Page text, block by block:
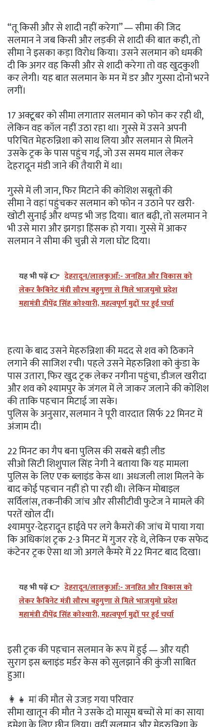
“तू किसी और से शादी नहीं करेगा” — सीमा की जिद
सलमान ने जब किसी और लड़की से शादी की बात कही, तो
सीमा ने इसका कड़ा विरोध किया। उसने सलमान को धमकी
दी कि अगर वह किसी और से शादी करेगा तो वह खुदकुशी
कर लेगी। यह बात सलमान के मन में डर और गुस्सा दोनों भरने
लगीं।
17 अक्टूबर को सीमा लगातार सलमान को फोन कर रही थी,
लेकिन वह कॉल नहीं उठा रहा था। गुस्से में उसने अपनी
परिचित मेहरुन्निशा को साथ लिया और सलमान से मिलने
उसके ट्रक के पास पहुंच गई, जो उस समय माल लेकर
देहरादून मंडी जाने की तैयारी में था।
गुस्से में ली जान, फिर मिटाने की कोशिश सबूतों की
सीमा ने वहां पहुंचकर सलमान को फोन न उठाने पर खरी-
खोटी सुनाई और थप्पड़ भी जड़ दिया। बात बढ़ी, तो सलमान ने
भी उसे मारा और झगड़ा हिंसक हो गया। गुस्से में आकर
सलमान ने सीमा की चुन्नी से गला घोंट दिया।
यह भी पढ़ें 👉 देहरादून/लालकुआँ:- जनहित और विकास को
लेकर कैबिनेट मंत्री सौरभ बहुगुणा से मिले भाजयुमो प्रदेश
महामंत्री दीपेंद्र सिंह कोश्यारी, महत्वपूर्ण मुद्दों पर हुई चर्चा
हत्या के बाद उसने मेहरुन्निशा की मदद से शव को ठिकाने
लगाने की साजिश रची। पहले उसने मेहरुन्निशा को कुंडा के
पास उतारा, फिर खुद ट्रक लेकर नगीना पहुंचा, डीजल खरीदा
और शव को श्यामपुर के जंगल में ले जाकर जलाने की कोशिश
की ताकि पहचान मिटाई जा सके।
पुलिस के अनुसार, सलमान ने पूरी वारदात सिर्फ 22 मिनट में
अंजाम दी।
22 मिनट का गैप बना पुलिस की सबसे बड़ी लीड
सीओ सिटी शिशुपाल सिंह नेगी ने बताया कि यह मामला
पुलिस के लिए एक ब्लाइंड केस था। अधजली लाश मिलने के
बाद कोई पहचान नहीं हो पा रही थी। लेकिन मोबाइल
सर्विलांस, तकनीकी जांच और सीसीटीवी फुटेज ने मामले की
परतें खोल दीं।
श्यामपुर-देहरादून हाईवे पर लगे कैमरों की जांच में पाया गया
कि अधिकांश ट्रक 2-3 मिनट में गुजर रहे थे, लेकिन एक सफेद
कंटेनर ट्रक ऐसा था जो अगले कैमरे में 22 मिनट बाद दिखा।
यह भी पढ़ें 👉 देहरादून/लालकुआँ:- जनहित और विकास को
लेकर कैबिनेट मंत्री सौरभ बहुगुणा से मिले भाजयुमो प्रदेश
महामंत्री दीपेंद्र सिंह कोश्यारी, महत्वपूर्ण मुद्दों पर हुई चर्चा
इसी ट्रक की पहचान सलमान के रूप में हुई — और यही
सुराग इस ब्लाइंड मर्डर केस को सुलझाने की कुंजी साबित
हुआ।
👩‍👧 मां की मौत से उजड़ गया परिवार
सीमा खातून की मौत ने उसके दो मासूम बच्चों से मां का साया